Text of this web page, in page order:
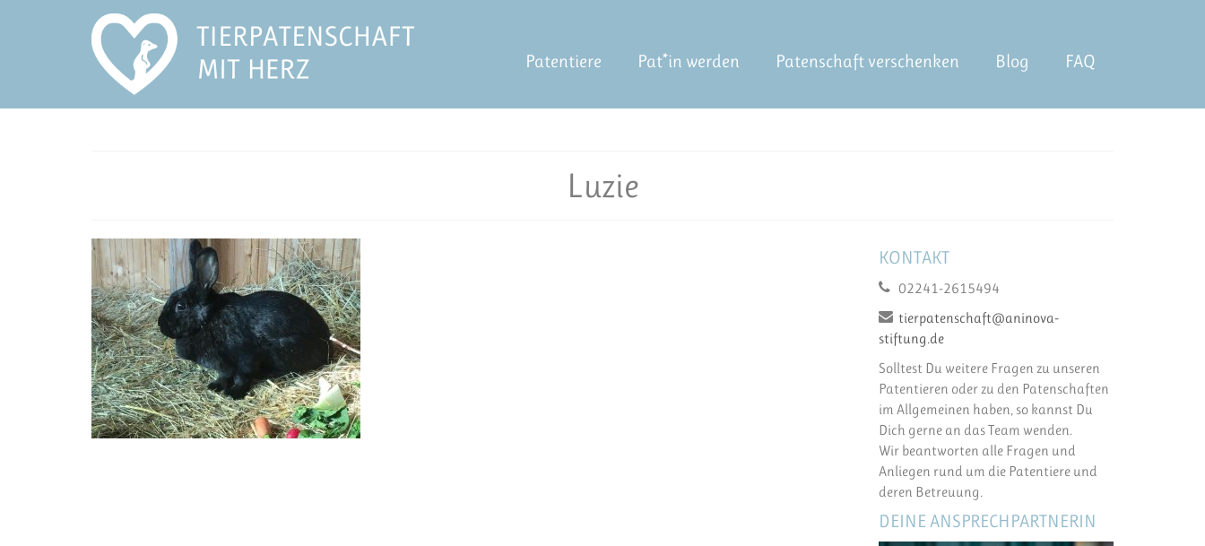
Patentiere Pat*in werden Patenschaft verschenken Blog FAQ
Luzie
KONTAKT
02241-2615494
tierpatenschaft@aninova-
stiftung.de
Solltest Du weitere Fragen zu unseren
Patentieren oder zu den Patenschaften
im Allgemeinen haben, so kannst Du
Dich gerne an das Team wenden.
Wir beantworten alle Fragen und
Anliegen rund um die Patentiere und
deren Betreuung.
DEINE ANSPRECHPARTNERIN